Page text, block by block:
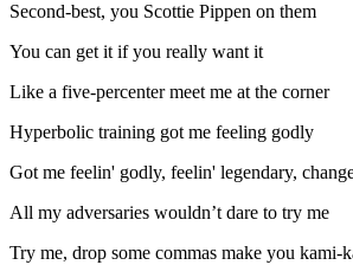
Second-best, you Scottie Pippen on them
You can get it if you really want it
Like a five-percenter meet me at the corner
Hyperbolic training got me feeling godly
Got me feelin' godly, feelin' legendary,
All my adversaries wouldn’t dare to try me
Try me, drop some commas make you kami-